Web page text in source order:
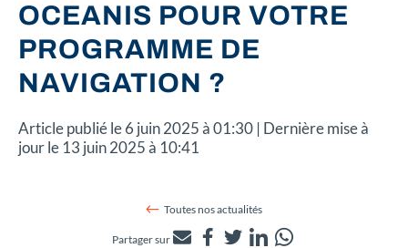
NOS SERVICES
NOTRE CONCESSION
CONTACTEZ-NOUS
OCEANIS POUR VOTRE
PROGRAMME DE
NAVIGATION ?
Article publié le 6 juin 2025 à 01:30 | Dernière mise à
jour le 13 juin 2025 à 10:41
Toutes nos actualités
Partager sur